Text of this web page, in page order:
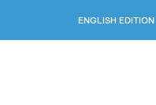
ENGLISH EDITION